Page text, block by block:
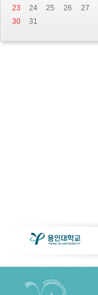
23
24 25 26 27
30
31